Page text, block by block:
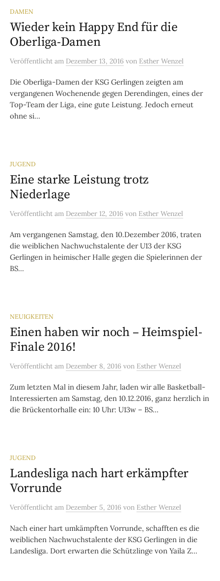
DAMEN
Wieder kein Happy End für die
Oberliga-Damen
Veröffentlicht am Dezember 13, 2016 von Esther Wenzel
Die Oberliga-Damen der KSG Gerlingen zeigten am
vergangenen Wochenende gegen Derendingen, eines der
Top-Team der Liga, eine gute Leistung. Jedoch erneut
ohne si...
JUGEND
Eine starke Leistung trotz
Niederlage
Veröffentlicht am Dezember 12, 2016 von Esther Wenzel
Am vergangenen Samstag, den 10.Dezember 2016, traten
die weiblichen Nachwuchstalente der U13 der KSG
Gerlingen in heimischer Halle gegen die Spielerinnen der
BS...
NEUIGKEITEN
Einen haben wir noch – Heimspiel-
Finale 2016!
Veröffentlicht am Dezember 8, 2016 von Esther Wenzel
Zum letzten Mal in diesem Jahr, laden wir alle Basketball-
Interessierten am Samstag, den 10.12.2016, ganz herzlich in
die Brückentorhalle ein: 10 Uhr: U13w – BS...
JUGEND
Landesliga nach hart erkämpfter
Vorrunde
Veröffentlicht am Dezember 5, 2016 von Esther Wenzel
Nach einer hart umkämpften Vorrunde, schafften es die
weiblichen Nachwuchstalente der KSG Gerlingen in die
Landesliga. Dort erwarten die Schützlinge von Yaila Z...